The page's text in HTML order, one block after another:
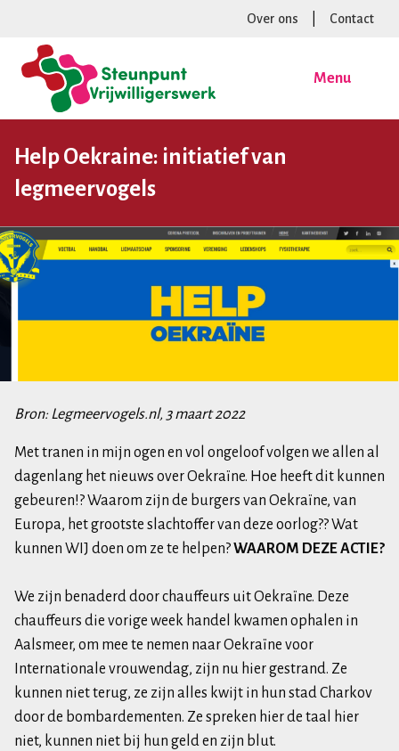
Over ons Contact
Menu
Help Oekraine: initiatief van
legmeervogels
Bron: Legmeervogels.nl, 3 maart 2022
Met tranen in mijn ogen en vol ongeloof volgen we allen al
dagenlang het nieuws over Oekraïne. Hoe heeft dit kunnen
gebeuren!? Waarom zijn de burgers van Oekraïne, van
Europa, het grootste slachtoffer van deze oorlog?? Wat
kunnen WIJ doen om ze te helpen?WAAROM DEZE ACTIE?
We zijn benaderd door chauffeurs uit Oekraïne. Deze
chauffeurs die vorige week handel kwamen ophalen in
Aalsmeer, om mee te nemen naar Oekraïne voor
Internationale vrouwendag, zijn nu hier gestrand. Ze
kunnen niet terug, ze zijn alles kwijt in hun stad Charkov
door de bombardementen. Ze spreken hier de taal hier
niet, kunnen niet bij hun geld en zijn blut.